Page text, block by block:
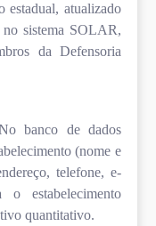
estadual, atualizado
no sistema SOLAR,
da Defensoria
banco de dados
(nome e
telefone, e-
estabelecimento
quantitativo.